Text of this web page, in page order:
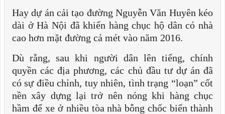
Hay dự án cải tạo đường Nguyễn Văn Huyên kéo
dài ở Hà Nội đã khiến hàng chục hộ dân có nhà
cao hơn mặt đường cả mét vào năm 2016.
Dù rằng, sau khi người dân lên tiếng, chính
quyền các địa phương, các chủ đầu tư dự án đã
có sự điều chỉnh, tuy nhiên, tình trạng “loạn” cốt
nền xây dựng lại trở nên nóng khi hàng chục
hầm để xe ở nhiều tòa nhà bỗng chốc biến thành